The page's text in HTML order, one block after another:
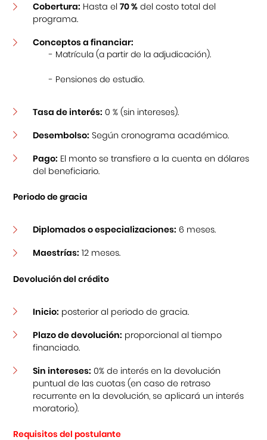
Cobertura: Hasta el 70 %del costo total del
programa.
Conceptos a financiar:
- Matrícula (a partir de la adjudicación).
- Pensiones de estudio.
Tasa de interés: 0 % (sin intereses).
Desembolso: Según cronograma académico.
Pago: El monto se transfiere a la cuenta en dólares
del beneficiario.
Periodo de gracia
Diplomados o especializaciones: 6 meses.
Maestrías: 12 meses.
Devolución del crédito
Inicio: posterior al periodo de gracia.
Plazo de devolución: proporcional al tiempo
financiado.
Sin intereses: 0% de interés en la devolución
puntual de las cuotas (en caso de retraso
recurrente en la devolución, se aplicará un interés
moratorio).
Requisitos del postulante